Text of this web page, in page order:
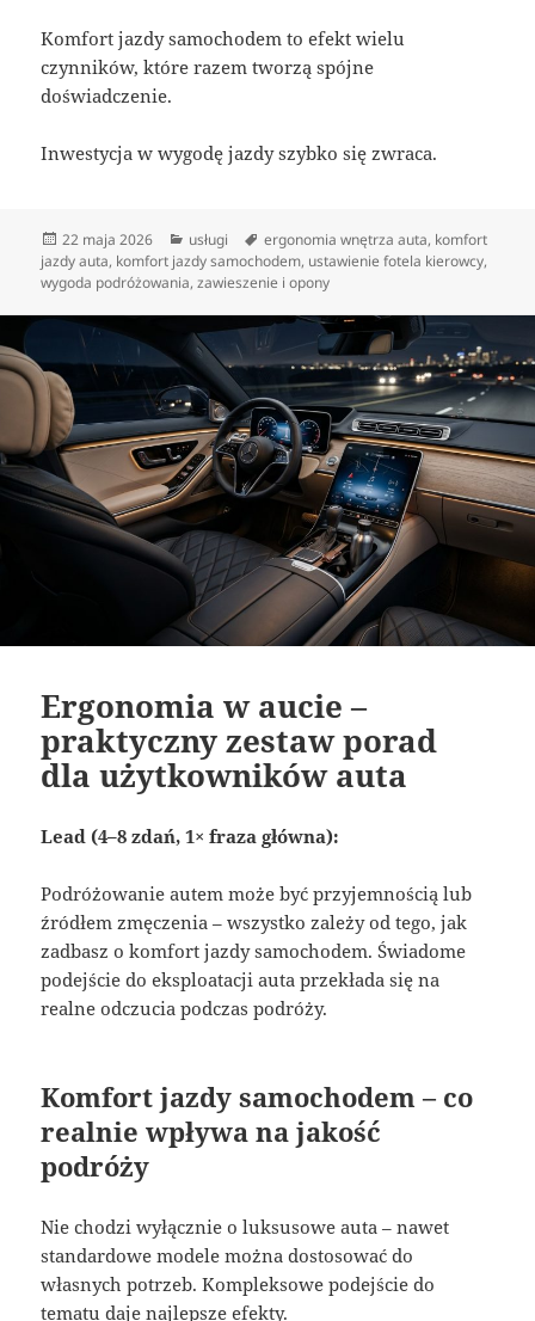
Komfort jazdy samochodem to efekt wielu
czynników, które razem tworzą spójne
doświadczenie.
Inwestycja w wygodę jazdy szybko się zwraca.
Data
publikacji
22 maja 2026 Kategorie
usługi Tagi
ergonomia wnętrza auta, komfort
jazdy auta, komfort jazdy samochodem, ustawienie fotela kierowcy,
wygoda podróżowania,zawieszenie i opony
Ergonomia w aucie –
praktyczny zestaw porad
dla użytkowników auta
Lead (4–8 zdań, 1× fraza główna):
Podróżowanie autem może być przyjemnością lub
źródłem zmęczenia – wszystko zależy od tego, jak
zadbasz o komfort jazdy samochodem. Świadome
podejście do eksploatacji auta przekłada się na
realne odczucia podczas podróży.
Komfort jazdy samochodem – co
realnie wpływa na jakość
podróży
Nie chodzi wyłącznie o luksusowe auta – nawet
standardowe modele można dostosować do
własnych potrzeb. Kompleksowe podejście do
tematu daje najlepsze efekty.